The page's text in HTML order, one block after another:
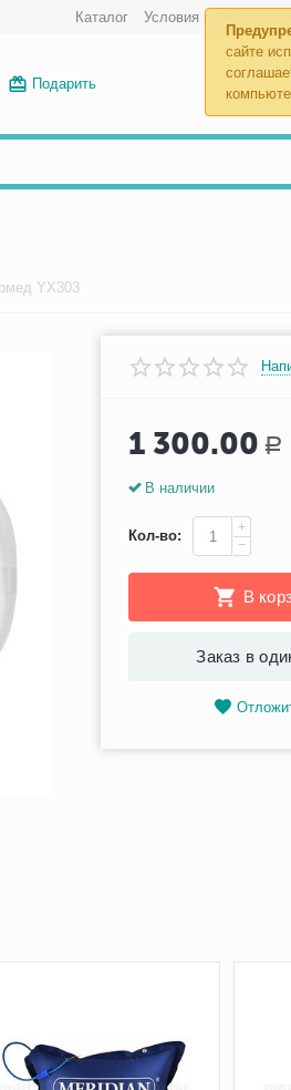
сайте
Каталог Условия возврата
Подарить
YX303
1 300.00 Р
В наличии
Кол-во:
+
−
В
Заказ в